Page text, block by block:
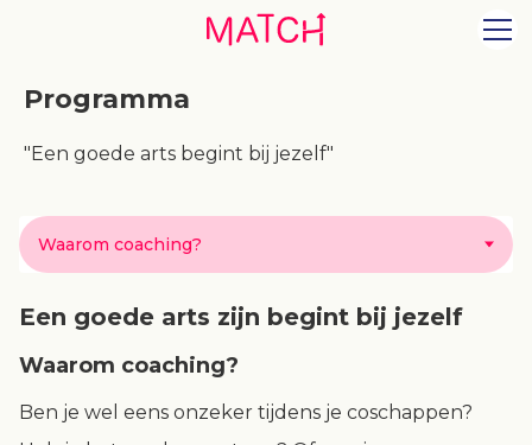
Programma
"Een goede arts begint bij jezelf"
Waarom coaching?
Een goede arts zijn begint bij jezelf
Waarom coaching?
Ben je wel eens onzeker tijdens je coschappen?